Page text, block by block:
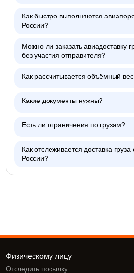
Как быстро выполняются
России?
Можно ли заказать авиадоставку
без участия отправителя?
Как рассчитывается объёмный
Какие документы нужны?
Есть ли ограничения по грузам?
Как отслеживается доставка
России?
Физическому лицу
Отследить посылку